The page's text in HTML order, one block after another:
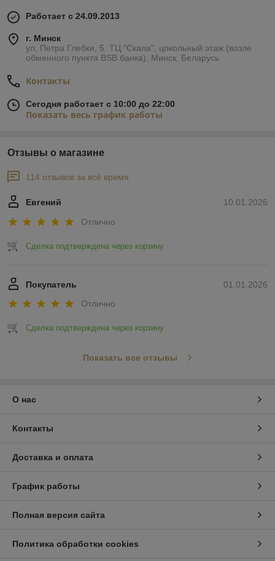
Работает с 24.09.2013
г. Минск
ул, Петра Глебки, 5. ТЦ "Скала", цокольный этаж (возле
обменного пункта BSB банка), Минск, Беларусь
Контакты
Сегодня работает с 10:00 до 22:00
Показать весь график работы
Отзывы о магазине
114 отзывов за всё время
10.01.2026
Евгений
Отлично
Сделка подтверждена через корзину
01.01.2026
Покупатель
Отлично
Сделка подтверждена через корзину
Показать все отзывы
О нас
Контакты
Доставка и оплата
График работы
Полная версия сайта
Политика обработки cookies